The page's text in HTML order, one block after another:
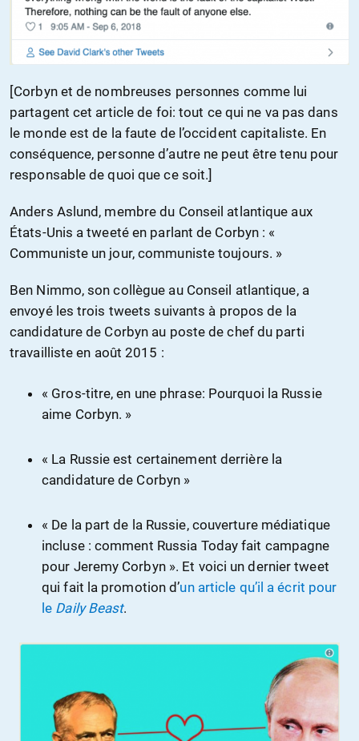
[Corbyn et de nombreuses personnes comme lui
partagent cet article de foi: tout ce qui ne va pas dans
le monde est de la faute de l’occident capitaliste. En
conséquence, personne d’autre ne peut être tenu pour
responsable de quoi que ce soit.]
Anders Aslund, membre du Conseil atlantique aux
États-Unis a tweeté en parlant de Corbyn : «
Communiste un jour, communiste toujours. »
Ben Nimmo, son collègue au Conseil atlantique, a
envoyé les trois tweets suivants à propos de la
candidature de Corbyn au poste de chef du parti
travailliste en août 2015 :
« Gros-titre, en une phrase: Pourquoi la Russie
aime Corbyn. »
« La Russie est certainement derrière la
candidature de Corbyn »
« De la part de la Russie, couverture médiatique
incluse : comment Russia Today fait campagne
pour Jeremy Corbyn ». Et voici un dernier tweet
qui fait la promotion d’un article qu’il a écrit pour
le Daily Beast.